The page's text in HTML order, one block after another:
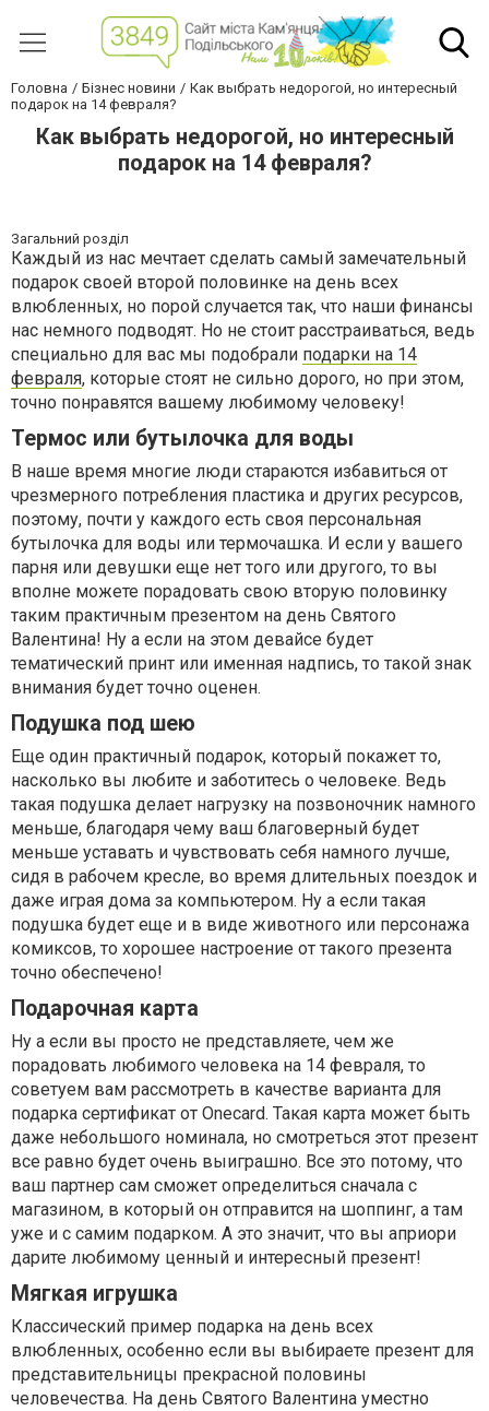
Головна Бізнес новини
Как выбрать недорогой, но интересный
подарок на 14 февраля?
Как выбрать недорогой, но интересный
подарок на 14 февраля?
Загальний розділ
Каждый из нас мечтает сделать самый замечательный
подарок своей второй половинке на день всех
влюбленных, но порой случается так, что наши финансы
нас немного подводят. Но не стоит расстраиваться, ведь
специально для вас мы подобрали подарки на 14
февраля, которые стоят не сильно дорого, но при этом,
точно понравятся вашему любимому человеку!
Термос или бутылочка для воды
В наше время многие люди стараются избавиться от
чрезмерного потребления пластика и других ресурсов,
поэтому, почти у каждого есть своя персональная
бутылочка для воды или термочашка. И если у вашего
парня или девушки еще нет того или другого, то вы
вполне можете порадовать свою вторую половинку
таким практичным презентом на день Святого
Валентина! Ну а если на этом девайсе будет
тематический принт или именная надпись, то такой знак
внимания будет точно оценен.
Подушка под шею
Еще один практичный подарок, который покажет то,
насколько вы любите и заботитесь о человеке. Ведь
такая подушка делает нагрузку на позвоночник намного
меньше, благодаря чему ваш благоверный будет
меньше уставать и чувствовать себя намного лучше,
сидя в рабочем кресле, во время длительных поездок и
даже играя дома за компьютером. Ну а если такая
подушка будет еще и в виде животного или персонажа
комиксов, то хорошее настроение от такого презента
точно обеспечено!
Подарочная карта
Ну а если вы просто не представляете, чем же
порадовать любимого человека на 14 февраля, то
советуем вам рассмотреть в качестве варианта для
подарка сертификат от Onecard. Такая карта может быть
даже небольшого номинала, но смотреться этот презент
все равно будет очень выиграшно. Все это потому, что
ваш партнер сам сможет определиться сначала с
магазином, в который он отправится на шоппинг, а там
уже и с самим подарком. А это значит, что вы априори
дарите любимому ценный и интересный презент!
Мягкая игрушка
Классический пример подарка на день всех
влюбленных, особенно если вы выбираете презент для
представительницы прекрасной половины
человечества. На день Святого Валентина уместно